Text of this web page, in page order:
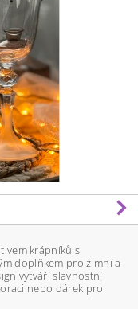
krápníků s
doplňkem pro zimní a
vytváří slavnostní
nebo dárek pro